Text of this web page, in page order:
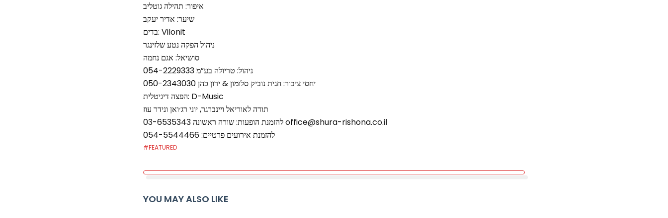
איפור: תהילה גוטליב
שיער: אדיר יעקב
בדים: Vilonit
ניהול הפקה נטע שלזינגר
סושיאל: אגם נחמה
ניהול: טריולה בע”מ 054-2229333
יחסי ציבור: חגית נוביק סלומון & ירון כהן 050-2343030
הפצה דיגיטלית: D-Music
תודה לאוריאל ויינברגר, יוני רג׳ואן ונידר עוז
להזמנת הופעות: שורה ראשונה 03-6535343 office@shura-rishona.co.il
להזמנת אירועים פרטיים: 054-5544466
#FEATURED
YOU MAY ALSO LIKE